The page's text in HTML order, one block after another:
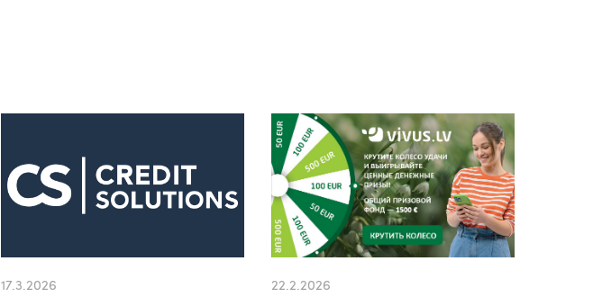
17.3.2026 22.2.2026